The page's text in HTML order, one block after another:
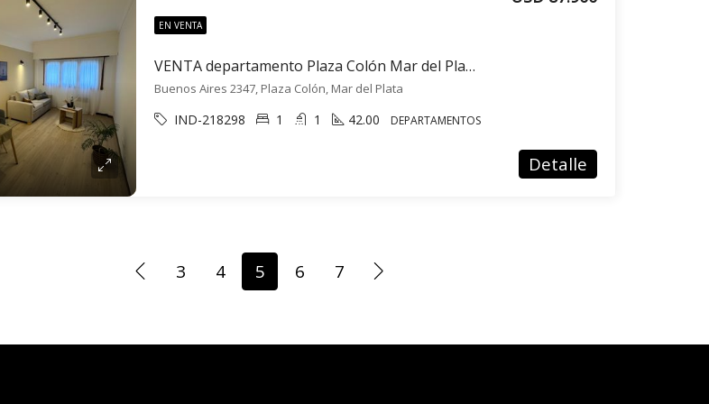
EN VENTA
VENTA departamento Plaza Colón Mar del Plata 2 ambientes
Buenos Aires 2347, Plaza Colón, Mar del Plata
IND-218298 1 1 42.00 DEPARTAMENTOS
Detalle
3 4 5 6 7